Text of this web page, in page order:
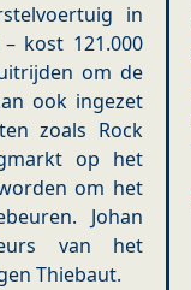
in
kost 121.000
om de
ook ingezet
zoals Rock
op het
om het
Johan
van het
Thiebaut.